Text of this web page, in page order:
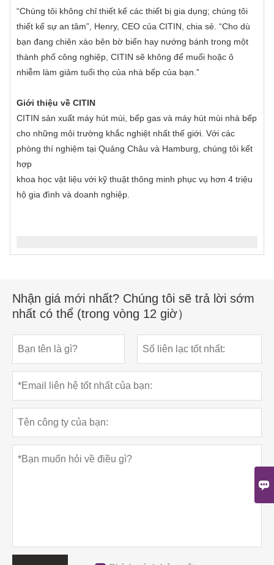
“Chúng tôi không chỉ thiết kế các thiết bị gia dụng; chúng tôi
thiết kế sự an tâm”, Henry, CEO của CITIN, chia sẻ. “Cho dù
bạn đang chiên xào bên bờ biển hay nướng bánh trong một
thành phố công nghiệp, CITIN sẽ không để muối hoặc ô
nhiễm làm giảm tuổi thọ của nhà bếp của bạn.”
Giới thiệu về CITIN
CITIN sản xuất máy hút mùi, bếp gas và máy hút mùi nhà bếp
cho những môi trường khắc nghiệt nhất thế giới. Với các
phòng thí nghiệm tại Quảng Châu và Hamburg, chúng tôi kết
hợp
khoa học vật liệu với kỹ thuật thông minh phục vụ hơn 4 triệu
hộ gia đình và doanh nghiệp.
Nhận giá mới nhất? Chúng tôi sẽ trả lời sớm
nhất có thể (trong vòng 12 giờ）
